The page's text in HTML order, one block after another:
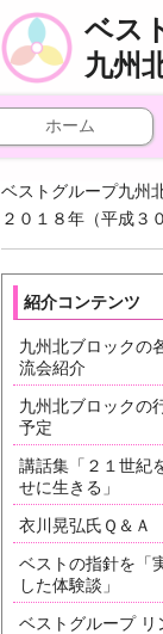
ベス
九州
ホーム
ベストグループ九州
２０１８年（平成
紹介コンテンツ
九州北ブロックの
流会紹介
九州北ブロックの
予定
講話集「２１世紀
せに生きる」
衣川晃弘氏Ｑ＆Ａ
ベストの指針を「
した体験談」
ベストグループ リ